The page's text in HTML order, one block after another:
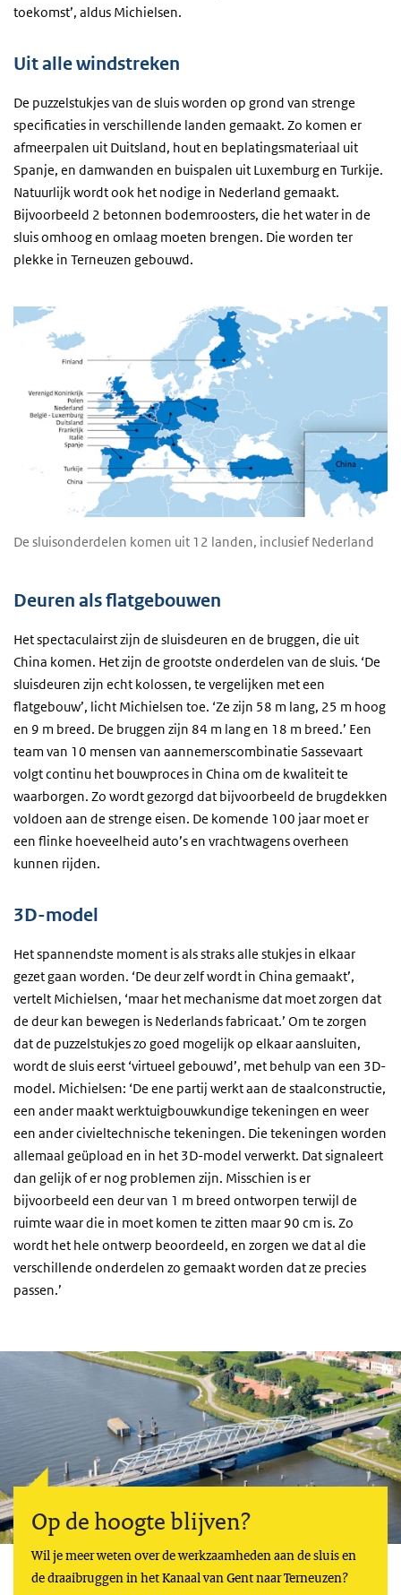
toekomst’, aldus Michielsen.
Uit alle windstreken
De puzzelstukjes van de sluis worden op grond van strenge
specificaties in verschillende landen gemaakt. Zo komen er
afmeerpalen uit Duitsland, hout en beplatingsmateriaal uit
Spanje, en damwanden en buispalen uit Luxemburg en Turkije.
Natuurlijk wordt ook het nodige in Nederland gemaakt.
Bijvoorbeeld 2 betonnen bodemroosters, die het water in de
sluis omhoog en omlaag moeten brengen. Die worden ter
plekke in Terneuzen gebouwd.
De sluisonderdelen komen uit 12 landen, inclusief Nederland
Deuren als flatgebouwen
Het spectaculairst zijn de sluisdeuren en de bruggen, die uit
China komen. Het zijn de grootste onderdelen van de sluis. ‘De
sluisdeuren zijn echt kolossen, te vergelijken met een
flatgebouw’, licht Michielsen toe. ‘Ze zijn 58 m lang, 25 m hoog
en 9 m breed. De bruggen zijn 84 m lang en 18 m breed.’ Een
team van 10 mensen van aannemerscombinatie Sassevaart
volgt continu het bouwproces in China om de kwaliteit te
waarborgen. Zo wordt gezorgd dat bijvoorbeeld de brugdekken
voldoen aan de strenge eisen. De komende 100 jaar moet er
een flinke hoeveelheid auto’s en vrachtwagens overheen
kunnen rijden.
3D-model
Het spannendste moment is als straks alle stukjes in elkaar
gezet gaan worden. ‘De deur zelf wordt in China gemaakt’,
vertelt Michielsen, ‘maar het mechanisme dat moet zorgen dat
de deur kan bewegen is Nederlands fabricaat.’ Om te zorgen
dat de puzzelstukjes zo goed mogelijk op elkaar aansluiten,
wordt de sluis eerst ‘virtueel gebouwd’, met behulp van een 3D-
model. Michielsen: ‘De ene partij werkt aan de staalconstructie,
een ander maakt werktuigbouwkundige tekeningen en weer
een ander civieltechnische tekeningen. Die tekeningen worden
allemaal geüpload en in het 3D-model verwerkt. Dat signaleert
dan gelijk of er nog problemen zijn. Misschien is er
bijvoorbeeld een deur van 1 m breed ontworpen terwijl de
ruimte waar die in moet komen te zitten maar 90 cm is. Zo
wordt het hele ontwerp beoordeeld, en zorgen we dat al die
verschillende onderdelen zo gemaakt worden dat ze precies
passen.’
Op de hoogte blijven?
Wil je meer weten over de werkzaamheden aan de sluis en
de draaibruggen in het Kanaal van Gent naar Terneuzen?